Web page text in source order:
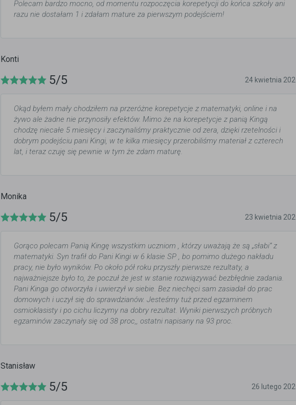
Polecam bardzo mocno, od momentu rozpoczęcia korepetycji do końca szkoły ani
razu nie dostałam 1 i zdałam mature za pierwszym podejściem!
Konti
5/5 24 kwietnia
Okąd byłem mały chodziłem na przeróżne korepetycje z matematyki, online i na
żywo ale żadne nie przynosiły efektów. Mimo że na korepetycje z panią Kingą
chodzę niecałe 5 miesięcy i zaczynaliśmy praktycznie od zera, dzięki rzetelności i
dobrym podejściu pani Kingi, w te kilka miesięcy przerobiliśmy materiał z czterech
lat, i teraz czuję się pewnie w tym że zdam maturę.
Monika
5/5 23 kwietnia
Gorąco polecam Panią Kingę wszystkim uczniom , którzy uważają że są „słabi” z
matematyki. Syn trafił do Pani Kingi w 6 klasie SP , bo pomimo dużego nakładu
pracy, nie było wyników. Po około pół roku przyszły pierwsze rezultaty, a
najważniejsze było to, że poczuł że jest w stanie rozwiązywać bezbłędnie zadania.
Pani Kinga go otworzyła i uwierzył w siebie. Bez niechęci sam zasiadał do prac
domowych i uczył się do sprawdzianów. Jesteśmy tuż przed egzaminem
osmioklasisty i po cichu liczymy na dobry rezultat. Wyniki pierwszych próbnych
egzaminów zaczynały się od 38 proc,, ostatni napisany na 93 proc.
Stanisław
5/5 26 lutego